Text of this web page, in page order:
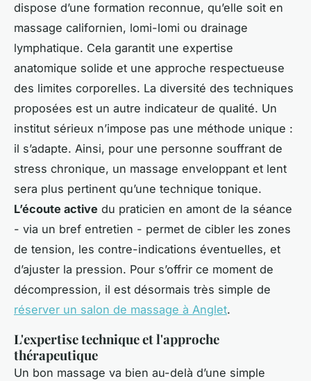
dispose d’une formation reconnue, qu’elle soit en
massage californien, lomi-lomi ou drainage
lymphatique. Cela garantit une expertise
anatomique solide et une approche respectueuse
des limites corporelles. La diversité des techniques
proposées est un autre indicateur de qualité. Un
institut sérieux n’impose pas une méthode unique :
il s’adapte. Ainsi, pour une personne souffrant de
stress chronique, un massage enveloppant et lent
sera plus pertinent qu’une technique tonique.
L’écoute active du praticien en amont de la séance
- via un bref entretien - permet de cibler les zones
de tension, les contre-indications éventuelles, et
d’ajuster la pression. Pour s’offrir ce moment de
décompression, il est désormais très simple de
réserver un salon de massage à Anglet.
L'expertise technique et l'approche
thérapeutique
Un bon massage va bien au-delà d’une simple